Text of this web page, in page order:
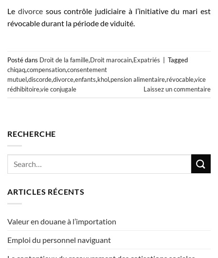
Le divorcesous contrôle judiciaire à l’initiative du mari est
révocable durant la période de viduité.
Posté dans Droit de la famille,Droit marocain,Expatriés
Tagged
chiqaq,compensation,consentement
mutuel,discorde,divorce,enfants,khol,pension alimentaire,révocable,vice
rédhibitoire,vie conjugale Laissez un commentaire
RECHERCHE
ARTICLES RÉCENTS
Valeur en douane à l’importation
Emploi du personnel naviguant